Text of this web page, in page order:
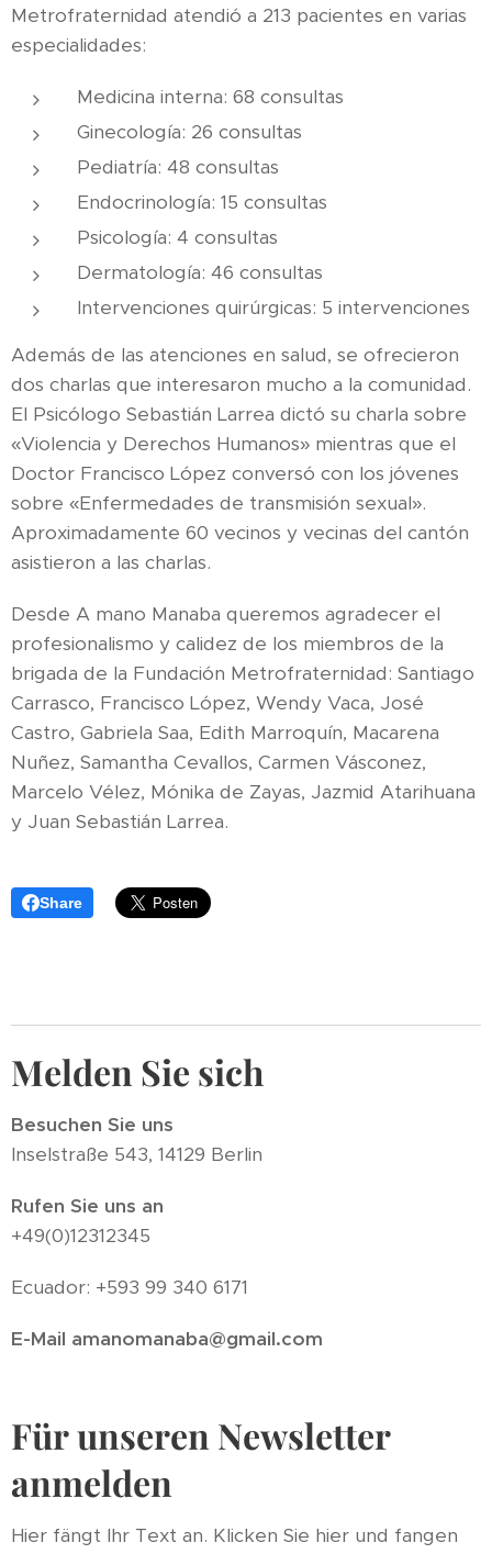
Metrofraternidad atendió a 213 pacientes en varias
especialidades:
Medicina interna: 68 consultas
Ginecología: 26 consultas
Pediatría: 48 consultas
Endocrinología: 15 consultas
Psicología: 4 consultas
Dermatología: 46 consultas
Intervenciones quirúrgicas: 5 intervenciones
Además de las atenciones en salud, se ofrecieron
dos charlas que interesaron mucho a la comunidad.
El Psicólogo Sebastián Larrea dictó su charla sobre
«Violencia y Derechos Humanos» mientras que el
Doctor Francisco López conversó con los jóvenes
sobre «Enfermedades de transmisión sexual».
Aproximadamente 60 vecinos y vecinas del cantón
asistieron a las charlas.
Desde A mano Manaba queremos agradecer el
profesionalismo y calidez de los miembros de la
brigada de la Fundación Metrofraternidad: Santiago
Carrasco, Francisco López, Wendy Vaca, José
Castro, Gabriela Saa, Edith Marroquín, Macarena
Nuñez, Samantha Cevallos, Carmen Vásconez,
Marcelo Vélez, Mónika de Zayas, Jazmid Atarihuana
y Juan Sebastián Larrea.
Share
Melden Sie sich
Besuchen Sie uns
Inselstraße 543, 14129 Berlin
Rufen Sie uns an
+49(0)12312345
Ecuador: +593 99 340 6171
E-Mail amanomanaba@gmail.com
Für unseren Newsletter
anmelden
Hier fängt Ihr Text an. Klicken Sie hier und fangen